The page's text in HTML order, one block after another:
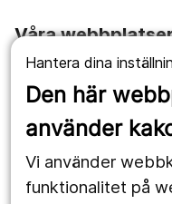
Hantera dina
Den här
använder
Vi använder
funktionalitet på
Våra
1177.se
Länstrafiken
Utveckling